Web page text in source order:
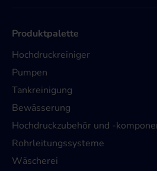
Produktpalette
Hochdruckreiniger
Pumpen
Tankreinigung
Bewässerung
Hochdruckzubehör und -
Rohrleitungssysteme
Wäscherei